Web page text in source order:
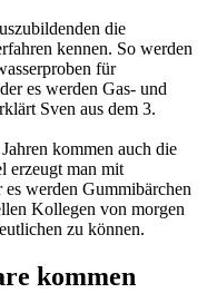
die
kennen. So werden
für
es werden Gas- und
Sven aus dem 3.
kommen auch die
erzeugt man mit
werden Gummibärchen
Kollegen von morgen
zu können.
kommen